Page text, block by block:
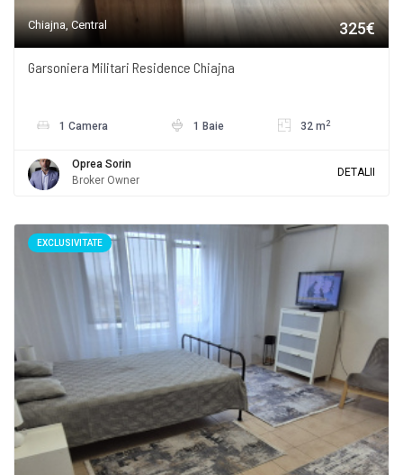
Chiajna, Central 325€
Garsoniera Militari Residence Chiajna
1 Camera 1 Baie 32 m 2
Oprea Sorin
Broker Owner
DETALII
EXCLUSIVITATE